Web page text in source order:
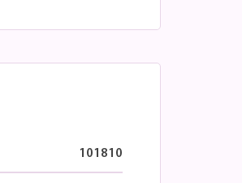
101810